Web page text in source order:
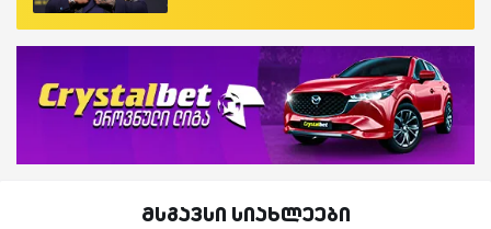
მსგავსი სიახლეები